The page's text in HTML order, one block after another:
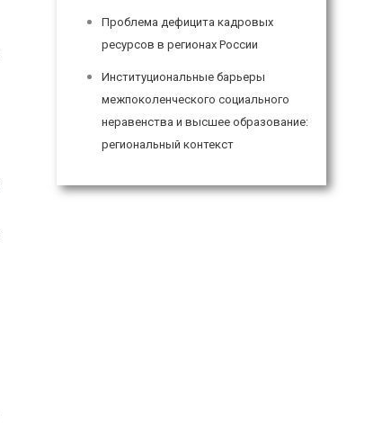
Проблема дефицита кадровых
ресурсов в регионах России
Институциональные барьеры
межпоколенческого социального
неравенства и высшее образование:
региональный контекст